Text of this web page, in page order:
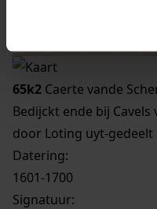
65k2 Caerte vande
Bedijckt ende bij
door Loting uyt-gedeelt
Datering:
1601-1700
Signatuur: